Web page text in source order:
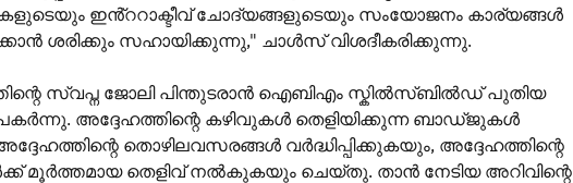
ഇൻ്ററാക്ടീവ് ചോദ്യങ്ങളുടെയും സംയോജനം കാര്യങ്ങൾ
ശരിക്കും സഹായിക്കുന്നു," ചാൾസ് വിശദീകരിക്കുന്നു.
സ്വപ്ന ജോലി പിന്തുടരാൻ ഐബിഎം സ്കിൽസ്ബിൽഡ് പുതിയ
അദ്ദേഹത്തിന്റെ കഴിവുകൾ തെളിയിക്കുന്ന ബാഡ്ജുകൾ
തൊഴിലവസരങ്ങൾ വർദ്ധിപ്പിക്കുകയും, അദ്ദേഹത്തിന്റെ
മൂർത്തമായ തെളിവ് നൽകുകയും ചെയ്തു. താൻ നേടിയ അറിവിന്റെ